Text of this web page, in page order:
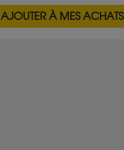
AJOUTER À MES ACHATS